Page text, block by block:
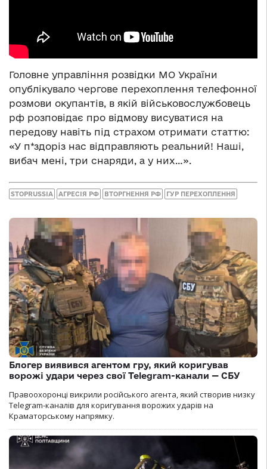
Головне управління розвідки МО України
опублікувало чергове перехоплення телефонної
розмови окупантів, в якій військовослужбовець
рф розповідає про відмову висуватися на
передову навіть під страхом отримати статтю:
«У п*здоріз нас відправляють реальний! Наші,
вибач мені, три снаряди, а у них…».
STOPRUSSIA АГРЕСІЯ РФ ВТОРГНЕННЯ РФ ГУР ПЕРЕХОПЛЕННЯ
Блогер виявився агентом гру, який коригував
ворожі удари через свої Telegram-канали — СБУ
Правоохоронці викрили російського агента, який створив низку
Telegram-каналів для коригування ворожих ударів на
Краматорському напрямку.